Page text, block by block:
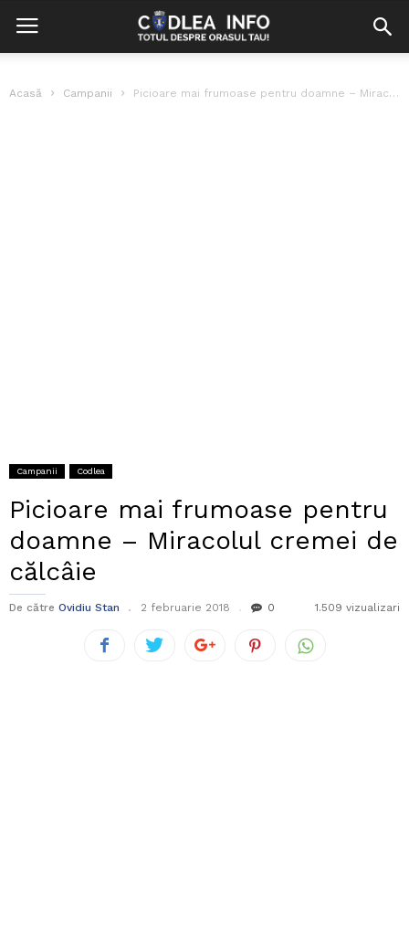
Acasă Campanii Picioare mai frumoase pentru doamne – Miracolul cremei de călcâie
Campanii Codlea
Picioare mai frumoase pentru
doamne – Miracolul cremei de
călcâie
De către Ovidiu Stan 2 februarie 2018 0 1.509 vizualizari